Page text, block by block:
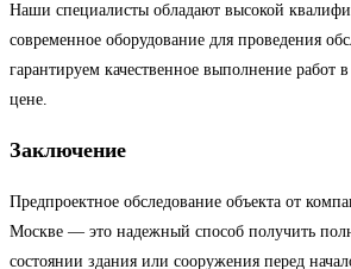
Наши специалисты обладают высокой
современное оборудование для проведения
гарантируем качественное выполнение работ
цене.
Заключение
Предпроектное обследование объекта от
Москве — это надежный способ получить
состоянии здания или сооружения перед